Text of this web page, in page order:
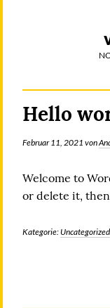
Hello
Februar 11, 2021 von
Welcome to
or delete it,
Kategorie: Uncategorized